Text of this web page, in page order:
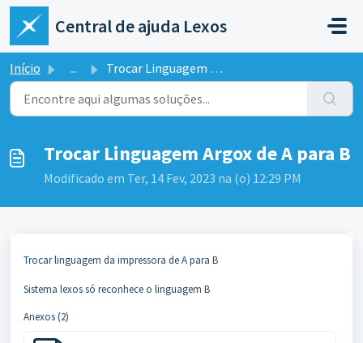
Ir para o conteúdo principal
Central de ajuda Lexos
Início ... Trocar Linguagem Argox de A para B
Trocar Linguagem Argox de A para B
Modificado em Ter, 14 Fev, 2023 na (o) 12:29 PM
Trocar linguagem da impressora de A para B
Sistema lexos só reconhece o linguagem B
Anexos (2)